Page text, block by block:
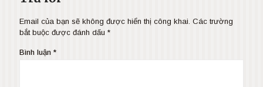
Email của bạn sẽ không được hiển thị công khai. Các trường
bắt buộc được đánh dấu *
Bình luận *